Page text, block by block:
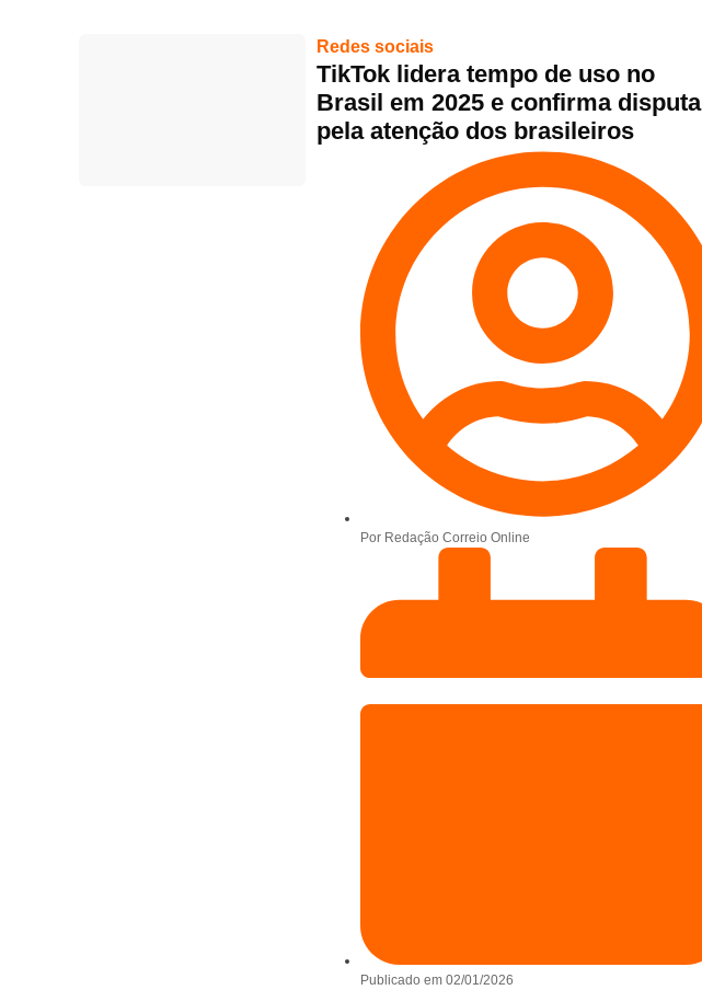
Redes sociais
TikTok lidera tempo de uso no
Brasil em 2025 e confirma disputa
pela atenção dos brasileiros
Por Redação Correio Online
Publicado em 02/01/2026